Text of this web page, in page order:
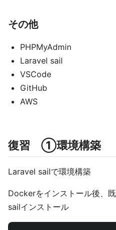
その他
PHPMyAdmin
Laravel sail
VSCode
GitHub
AWS
復習 ①環境構築
Laravel sailで環境構築
Dockerをインストール後、
sailインストール